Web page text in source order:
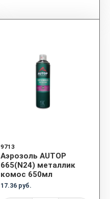
9713
Аэрозоль AUTOP
665(N24) металлик
комос 650мл
17.36 руб.